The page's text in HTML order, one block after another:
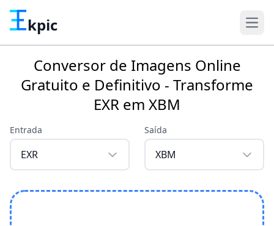
kpic
Conversor de Imagens Online
Gratuito e Definitivo - Transforme
EXR em XBM
Entrada
EXR
Saída
XBM